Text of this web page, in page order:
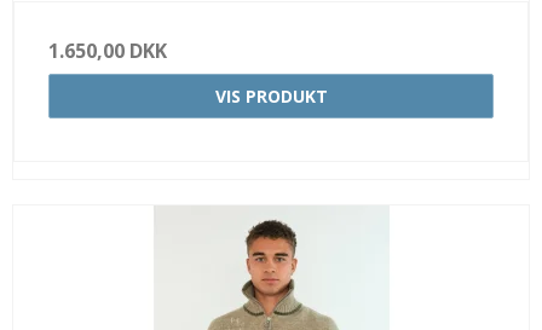
1.650,00 DKK
VIS PRODUKT